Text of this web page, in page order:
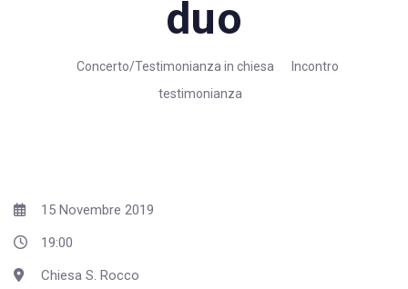
duo
Concerto/Testimonianza in chiesa
Incontro
testimonianza
15 Novembre 2019
19:00
Chiesa S. Rocco